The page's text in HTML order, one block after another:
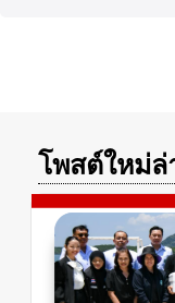
โพสต์ใหม่ล่